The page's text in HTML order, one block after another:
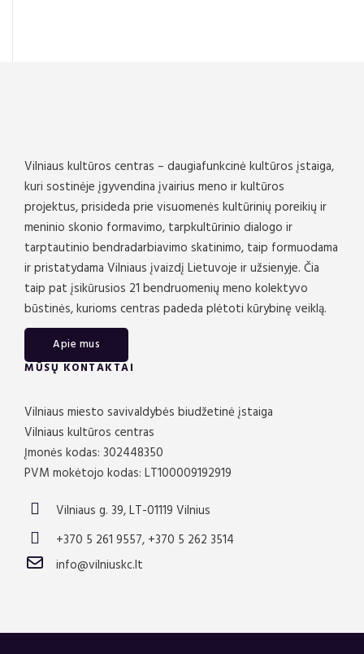
Vilniaus kultūros centras – daugiafunkcinė kultūros įstaiga,
kuri sostinėje įgyvendina įvairius meno ir kultūros
projektus, prisideda prie visuomenės kultūrinių poreikių ir
meninio skonio formavimo, tarpkultūrinio dialogo ir
tarptautinio bendradarbiavimo skatinimo, taip formuodama
ir pristatydama Vilniaus įvaizdį Lietuvoje ir užsienyje. Čia
taip pat įsikūrusios 21 bendruomenių meno kolektyvo
būstinės, kurioms centras padeda plėtoti kūrybinę veiklą.
Apie mus
MŪSŲ KONTAKTAI
Vilniaus miesto savivaldybės biudžetinė įstaiga
Vilniaus kultūros centras
Įmonės kodas: 302448350
PVM mokėtojo kodas: LT100009192919
Vilniaus g. 39, LT-01119 Vilnius
+370 5 261 9557, +370 5 262 3514
info@vilniuskc.lt